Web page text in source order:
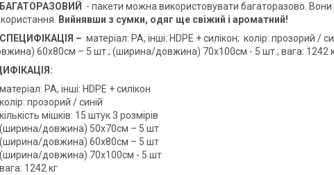
БАГАТОРАЗОВИЙ
- пакети можна використовувати багаторазово. Вони
Вийнявши з сумки, одяг ще свіжий і ароматний!
СПЕЦИФІКАЦІЯ – матеріал: PA, інші: HDPE + силікон; колір: прозорий /
60х80см – 5 шт.; (ширина/довжина) 70х100см - 5 шт.; вага: 1242
матеріал: PA, інші: HDPE + силікон
колір: прозорий / синій
кількість мішків: 15 штук 3 розмірів
(ширина/довжина) 50х70см – 5 шт
(ширина/довжина) 60х80см – 5 шт
(ширина/довжина) 70х100см - 5 шт
вага: 1242 кг